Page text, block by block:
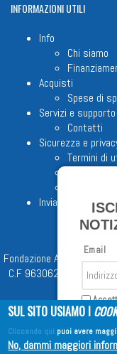
INFORMAZIONIUTILI
Info
Chi siamo
Acquisti
Spese di
Servizi e supporto
Contatti
Sicurezza e
Termini di
Invia proposta
Fondazione Apostolicam
C.F 96306220581 -
Copyright ©
Email
SUL SITO USIAMO I
Cliccando qui puoi avere
No, dammi maggiori